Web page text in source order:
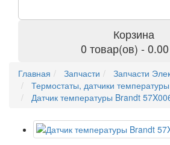
Корзина
0 товар(ов) -
Главная Запчасти
Запчасти
Термостаты, датчики температуры
Датчик температуры Brandt